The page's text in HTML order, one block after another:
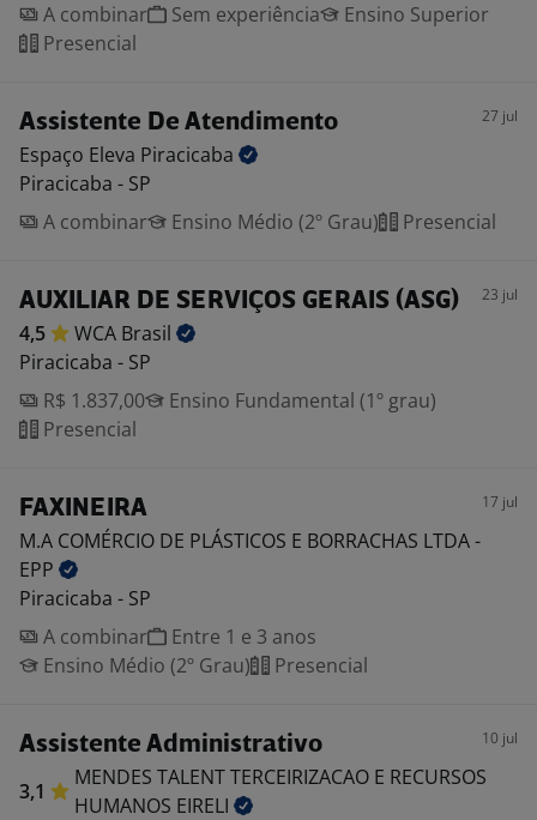
A combinar
Sem experiência
Ensino Superior
Presencial
Assistente De Atendimento 27 jul
Espaço Eleva Piracicaba
Piracicaba - SP
A combinar
Ensino Médio (2º Grau) Presencial
AUXILIAR DE SERVIÇOS GERAIS (ASG) 23 jul
4,5 WCA Brasil
Piracicaba - SP
R$ 1.837,00
Ensino Fundamental (1º grau)
Presencial
FAXINEIRA 17 jul
M.A COMÉRCIO DE PLÁSTICOS E BORRACHAS LTDA -
EPP
Piracicaba - SP
A combinar
Entre 1 e 3 anos
Ensino Médio (2º Grau)
Presencial
Assistente Administrativo 10 jul
3,1
MENDES TALENT TERCEIRIZACAO E RECURSOS
HUMANOS EIRELI